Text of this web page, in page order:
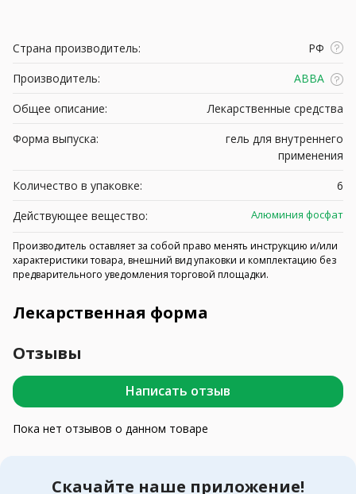
Страна производитель:
РФ
Производитель:
АВВА
Общее описание:
Лекарственные средства
Форма выпуска:
гель для внутреннего
применения
Количество в упаковке:
6
Действующее вещество:
Алюминия фосфат
Производитель оставляет за собой право менять инструкцию и/или
характеристики товара, внешний вид упаковки и комплектацию без
предварительного уведомления торговой площадки.
Лекарственная форма
Отзывы
Написать отзыв
Пока нет отзывов о данном товаре
Скачайте наше приложение!